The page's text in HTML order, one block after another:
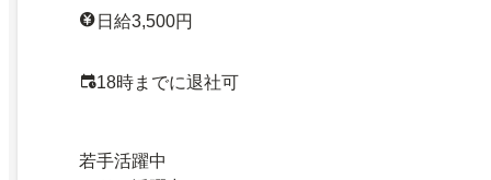
日給3,500円
18時までに退社可
若手活躍中